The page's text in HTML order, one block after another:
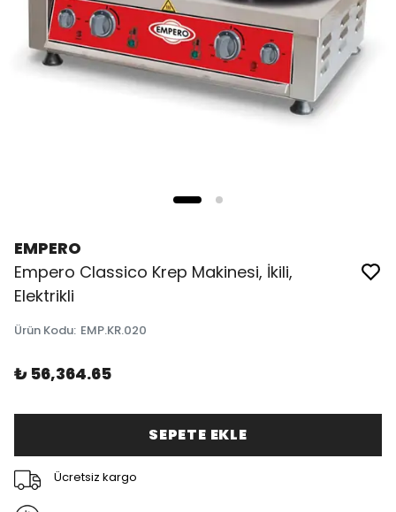
EMPERO
Empero Classico Krep Makinesi, İkili,
Elektrikli
Ürün Kodu: EMP.KR.020
₺ 56,364.65
SEPETE EKLE
Ücretsiz kargo